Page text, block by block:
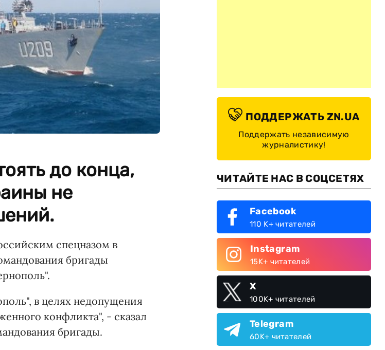
до конца,
не
спецназом в
бригады
в целях недопущения
конфликта", - сказал
бригады.
ПОДДЕРЖАТЬ ZN.UA
Поддержать независимую
журналистику!
ЧИТАЙТЕ НАС В СОЦСЕТЯХ
Facebook
110 K+ читателей
Instagram
15K+ читателей
X
100K+ читателей
Telegram
60K+ читателей